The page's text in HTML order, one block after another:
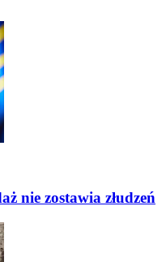
nie zostawia złudzeń